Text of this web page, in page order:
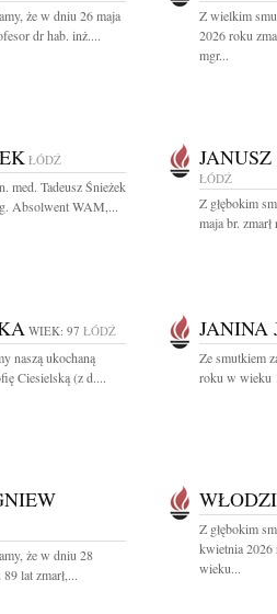
że w dniu 26 maja
dr hab. inż....
Z wielkim
2026 roku
mgr...
ŁÓDŹ
med. Tadeusz Śnieżek
Absolwent WAM,...
ŁÓDŹ
Z głębokim
maja br.
WIEK: 97 ŁÓDŹ
naszą ukochaną
Ciesielską (z d....
JANINA
Ze smutkiem
roku w wieku
że w dniu 28
lat zmarł,...
Z głębokim
kwietnia
wieku...